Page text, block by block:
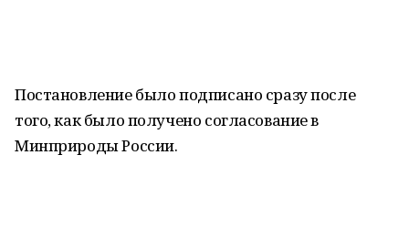
Постановление было подписано сразу после
того, как было получено согласование в
Минприроды России.